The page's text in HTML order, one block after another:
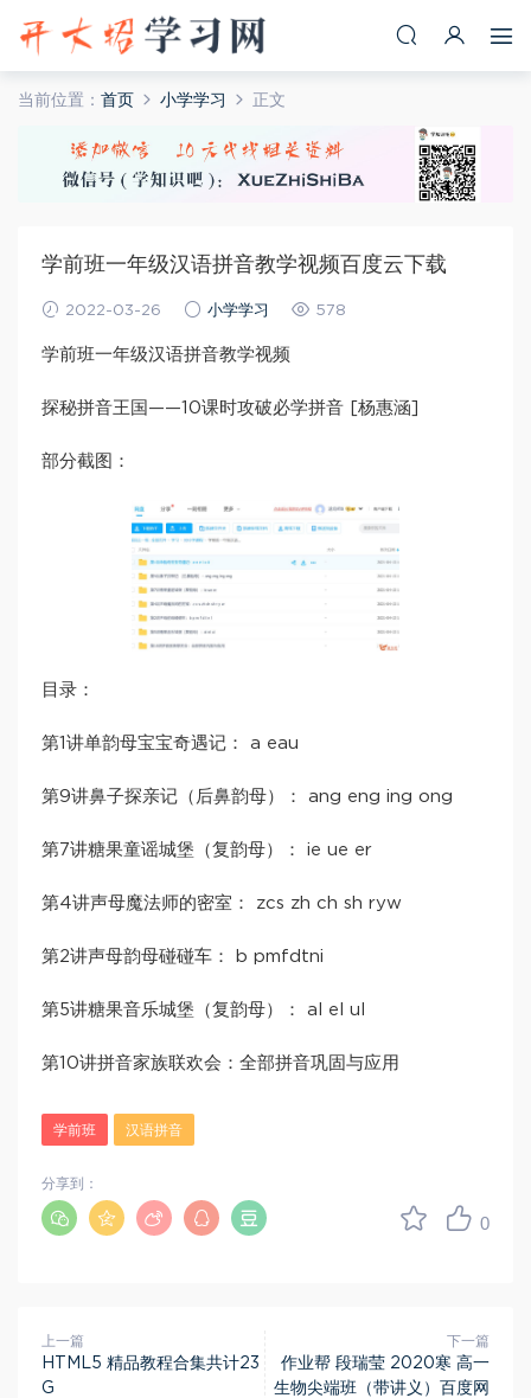
当前位置： 首页 小学学习 正文
学前班一年级汉语拼音教学视频百度云下载
2022-03-26 小学学习 578
学前班一年级汉语拼音教学视频
探秘拼音王国——10课时攻破必学拼音 [杨惠涵]
部分截图：
目录：
第1讲单韵母宝宝奇遇记： a eau
第9讲鼻子探亲记（后鼻韵母）： ang eng ing ong
第7讲糖果童谣城堡（复韵母）： ie ue er
第4讲声母魔法师的密室： zcs zh ch sh ryw
第2讲声母韵母碰碰车： b pmfdtni
第5讲糖果音乐城堡（复韵母）： al el ul
第10讲拼音家族联欢会：全部拼音巩固与应用
学前班 汉语拼音
0
分享到：
上一篇
HTML5 精品教程合集共计23
G
下一篇
作业帮 段瑞莹 2020寒 高一
生物尖端班（带讲义）百度网